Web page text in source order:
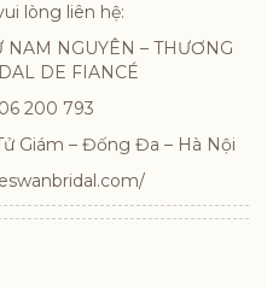
lòng liên hệ:
NGUYÊN – THƯƠNG
DE FIANCÉ
200 793
Giám – Đống Đa – Hà Nội